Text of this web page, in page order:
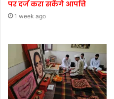
पर दर्ज करा सकेंगे आपत्ति
1 week ago